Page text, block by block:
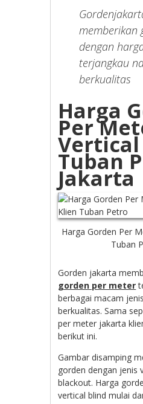
memberikan
dengan
terjangkau
berkualitas
Harga
Per
Tuban
Jakarta
Harga Gorden Per
Tuban
Gorden jakarta
gorden per meter
berbagai macam
berkualitas. Sama
per meter jakarta
berikut ini.
Gambar disamping
gorden dengan jenis
blackout. Harga
vertical blind mulai